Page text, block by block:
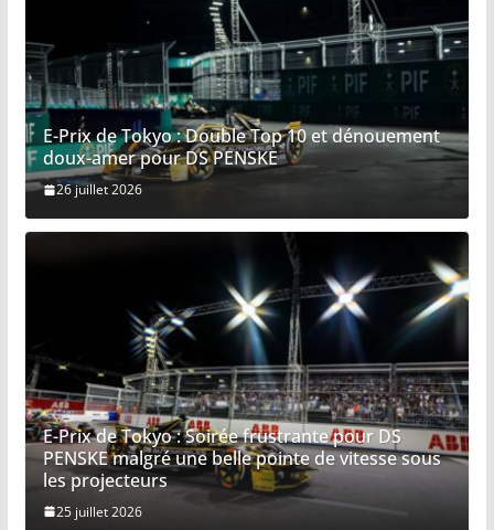
E-Prix de Tokyo : Double Top 10 et dénouement
doux-amer pour DS PENSKE
26 juillet 2026
E-Prix de Tokyo : Soirée frustrante pour DS
PENSKE malgré une belle pointe de vitesse sous
les projecteurs
25 juillet 2026